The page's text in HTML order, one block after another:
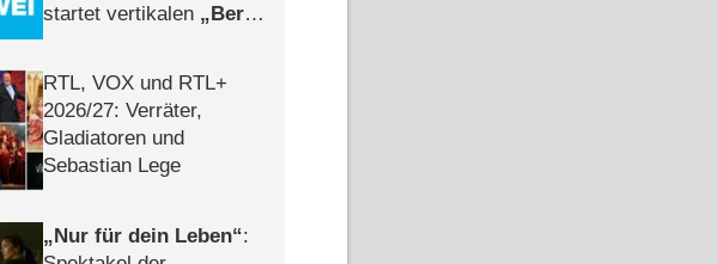
startet vertikalen
Berlin
RTL, VOX und RTL+
2026/​27: Verräter,
Gladiatoren und
Sebastian Lege
Nur für dein Leben :